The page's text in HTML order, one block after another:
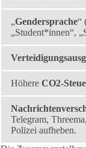
„Gendersprache“
„Student*innen“,
Höhere CO2-
Telegram,
Polizei aufheben.